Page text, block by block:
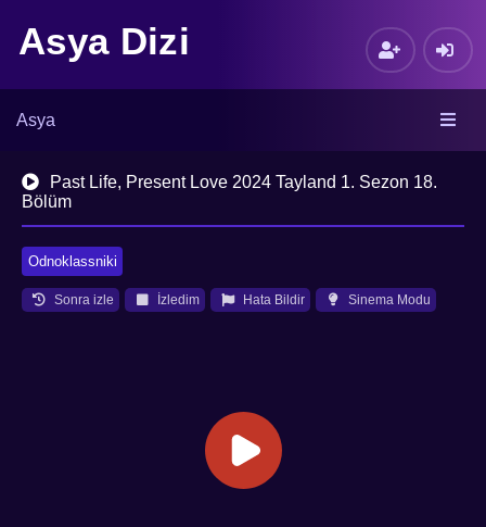
Asya Dizi
Asya
Past Life, Present Love 2024 Tayland 1. Sezon 18.
Bölüm
Odnoklassniki
Sonra izle İzledim Hata Bildir Sinema Modu